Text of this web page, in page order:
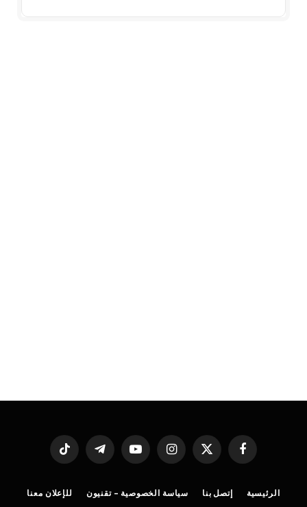
فيسبوك
X
الانستغراميوتيوب تيلقرام تيكتوك
الرئيسية إتصل بنا سياسة الخصوصية – تقنيون للإعلان معنا